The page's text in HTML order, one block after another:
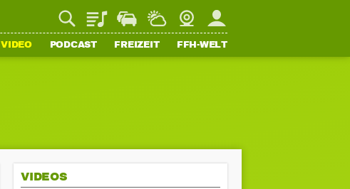
PlaylistStaupilotWetterWebcamMein FFH
VIDEO PODCAST FREIZEIT FFH-WELT
VIDEOS